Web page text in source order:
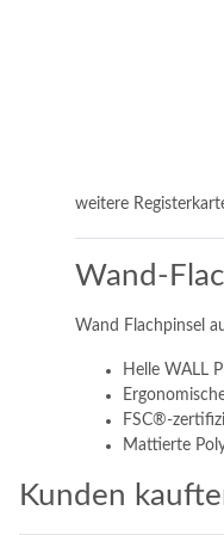
weitere
Wand-
Wand Flachpinsel
Helle WALL
FSC®-
Mattierte
Kunden